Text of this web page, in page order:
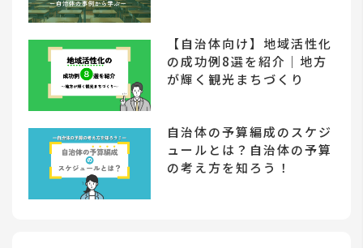
【自治体向け】地域活性化
の成功例8選を紹介｜地方
が輝く観光まちづくり
自治体の予算編成のスケジ
ュールとは？自治体の予算
の考え方を知ろう！